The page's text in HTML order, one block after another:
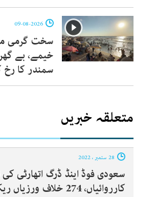
سخت گرمی
خیمے، بے
سمندر کا رخ
متعلقہ خبریں
سعودی فوڈ اینڈ ڈرگ اتھارٹی
کارروائیاں، 274 خلاف ورزیاں ریکارڈ